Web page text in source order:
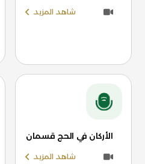
شاهد المزيد
الأركان في الحج قسمان
شاهد المزيد